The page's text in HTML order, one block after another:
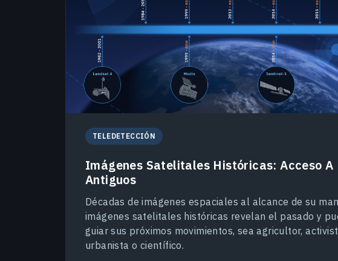
TELEDETECCIÓN
Imágenes Satelitales Históricas: Acceso A
Antiguos
Décadas de imágenes espaciales al alcance de su
imágenes satelitales históricas revelan el pasado y
guiar sus próximos movimientos, sea agricultor,
urbanista o científico.